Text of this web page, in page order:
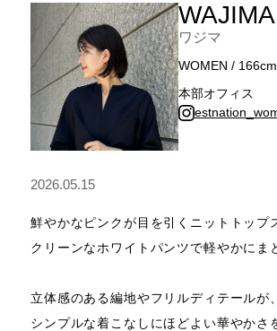
WAJIMA
ワジマ
WOMEN / 166cm
本部オフィス
2026.05.15
鮮やかなピンクが目を引くニットトップ
クリーンなホワイトパンツで軽やかにま
立体感のある編地やフリルディテールが、
シンプルな着こなしにほどよい華やかさ